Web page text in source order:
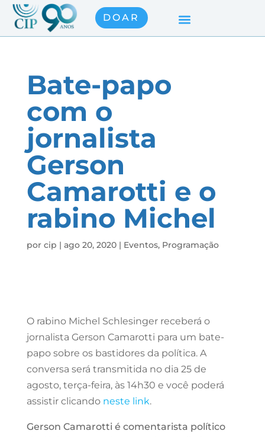
DOAR
Bate-papo
com o
jornalista
Gerson
Camarotti e o
rabino Michel
por cip | ago 20, 2020| Eventos, Programação
O rabino Michel Schlesinger receberá o
jornalista Gerson Camarotti para um bate-
papo sobre os bastidores da política. A
conversa será transmitida no dia 25 de
agosto, terça-feira, às 14h30 e você poderá
assistir clicando neste link.
Gerson Camarotti é comentarista político